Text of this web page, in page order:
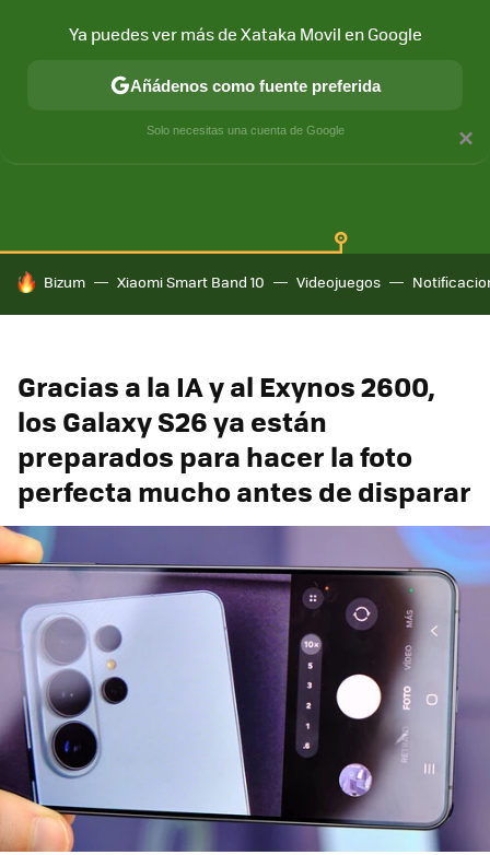
HOY SE HABLA DE
Bizum Xiaomi Smart Band 10 Videojuegos
Gracias a la IA y al Exynos 2600,
los Galaxy S26 ya están
preparados para hacer la foto
perfecta mucho antes de disparar
×
Ya puedes ver más de Xataka Movil en Google
Añádenos como fuente preferida
Solo necesitas una cuenta de Google